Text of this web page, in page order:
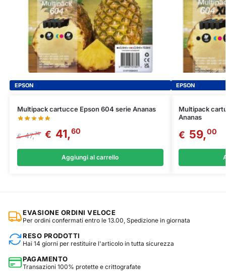
EPSON
Multipack cartucce Epson 604 serie Ananas
€ 47,74 € 41,60
Aggiungi al carrello
EPSON
Multipack
Ananas
€ 59,00
EVASIONE ORDINI VELOCE
Per ordini confermati entro le 13.00, Spedizione in giornata
RESO PRODOTTI
Hai 14 giorni per restituire l'articolo in tutta sicurezza
PAGAMENTO
Transazioni 100% protette e crittografate